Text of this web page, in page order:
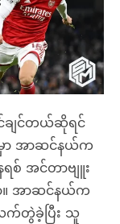
ချင်တယ်ဆိုရင်
ာ အာဆင်နယ်က
စ် အင်တာဗျူး
။ အာဆင်နယ်က
က်တွဲခဲ့ပြီး သူ